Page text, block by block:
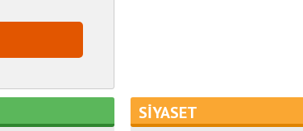
SİYASET